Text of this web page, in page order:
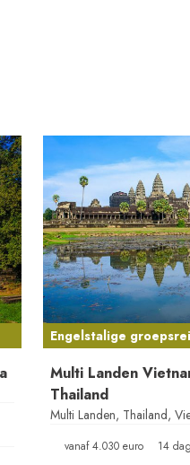
Engelstalige
Multi Landen
Thailand
Multi Landen, Thailand,
vanaf 4.030 euro 14